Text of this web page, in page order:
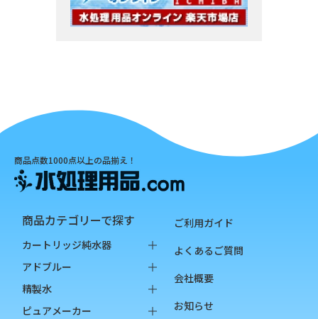
商品点数1000点以上の品揃え！
商品カテゴリーで探す
カートリッジ純水器
純水器本体
オプション品
消耗品
アドブルー
バッグインボックス
ペットボトル
精製水
バッグインボックス
ピュアメーカー
ご利用ガイド
よくあるご質問
会社概要
お知らせ